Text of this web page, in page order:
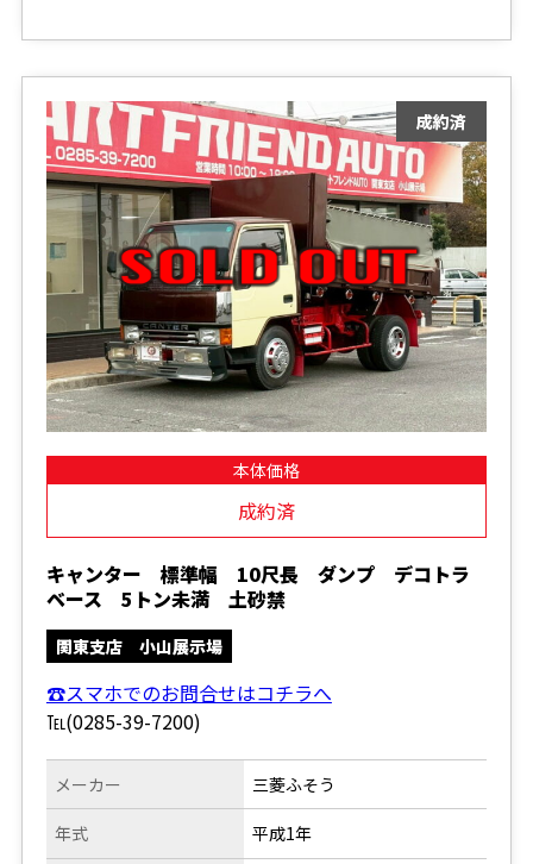
本体価格
成約済
キャンター 標準幅 10尺長 ダンプ デコトラ
ベース 5トン未満 土砂禁
関東支店 小山展示場
☎スマホでのお問合せはコチラへ
℡(0285-39-7200)
メーカー
年式
三菱ふそう
平成1年